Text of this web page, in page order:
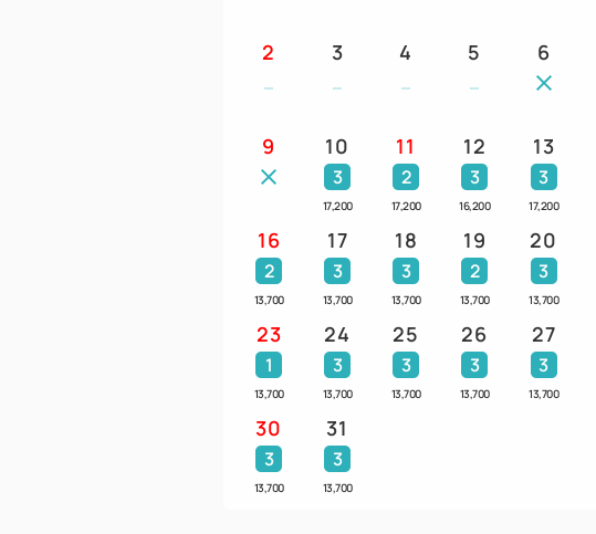
2 3 4 5 6
9 10
3
17,200
11
2
17,200
12
3
16,200
13
3
17,200
16
2
13,700
17
3
13,700
18
3
13,700
19
2
13,700
20
3
13,700
23
1
13,700
24
3
13,700
25
3
13,700
26
3
13,700
27
3
13,700
30
3
13,700
31
3
13,700